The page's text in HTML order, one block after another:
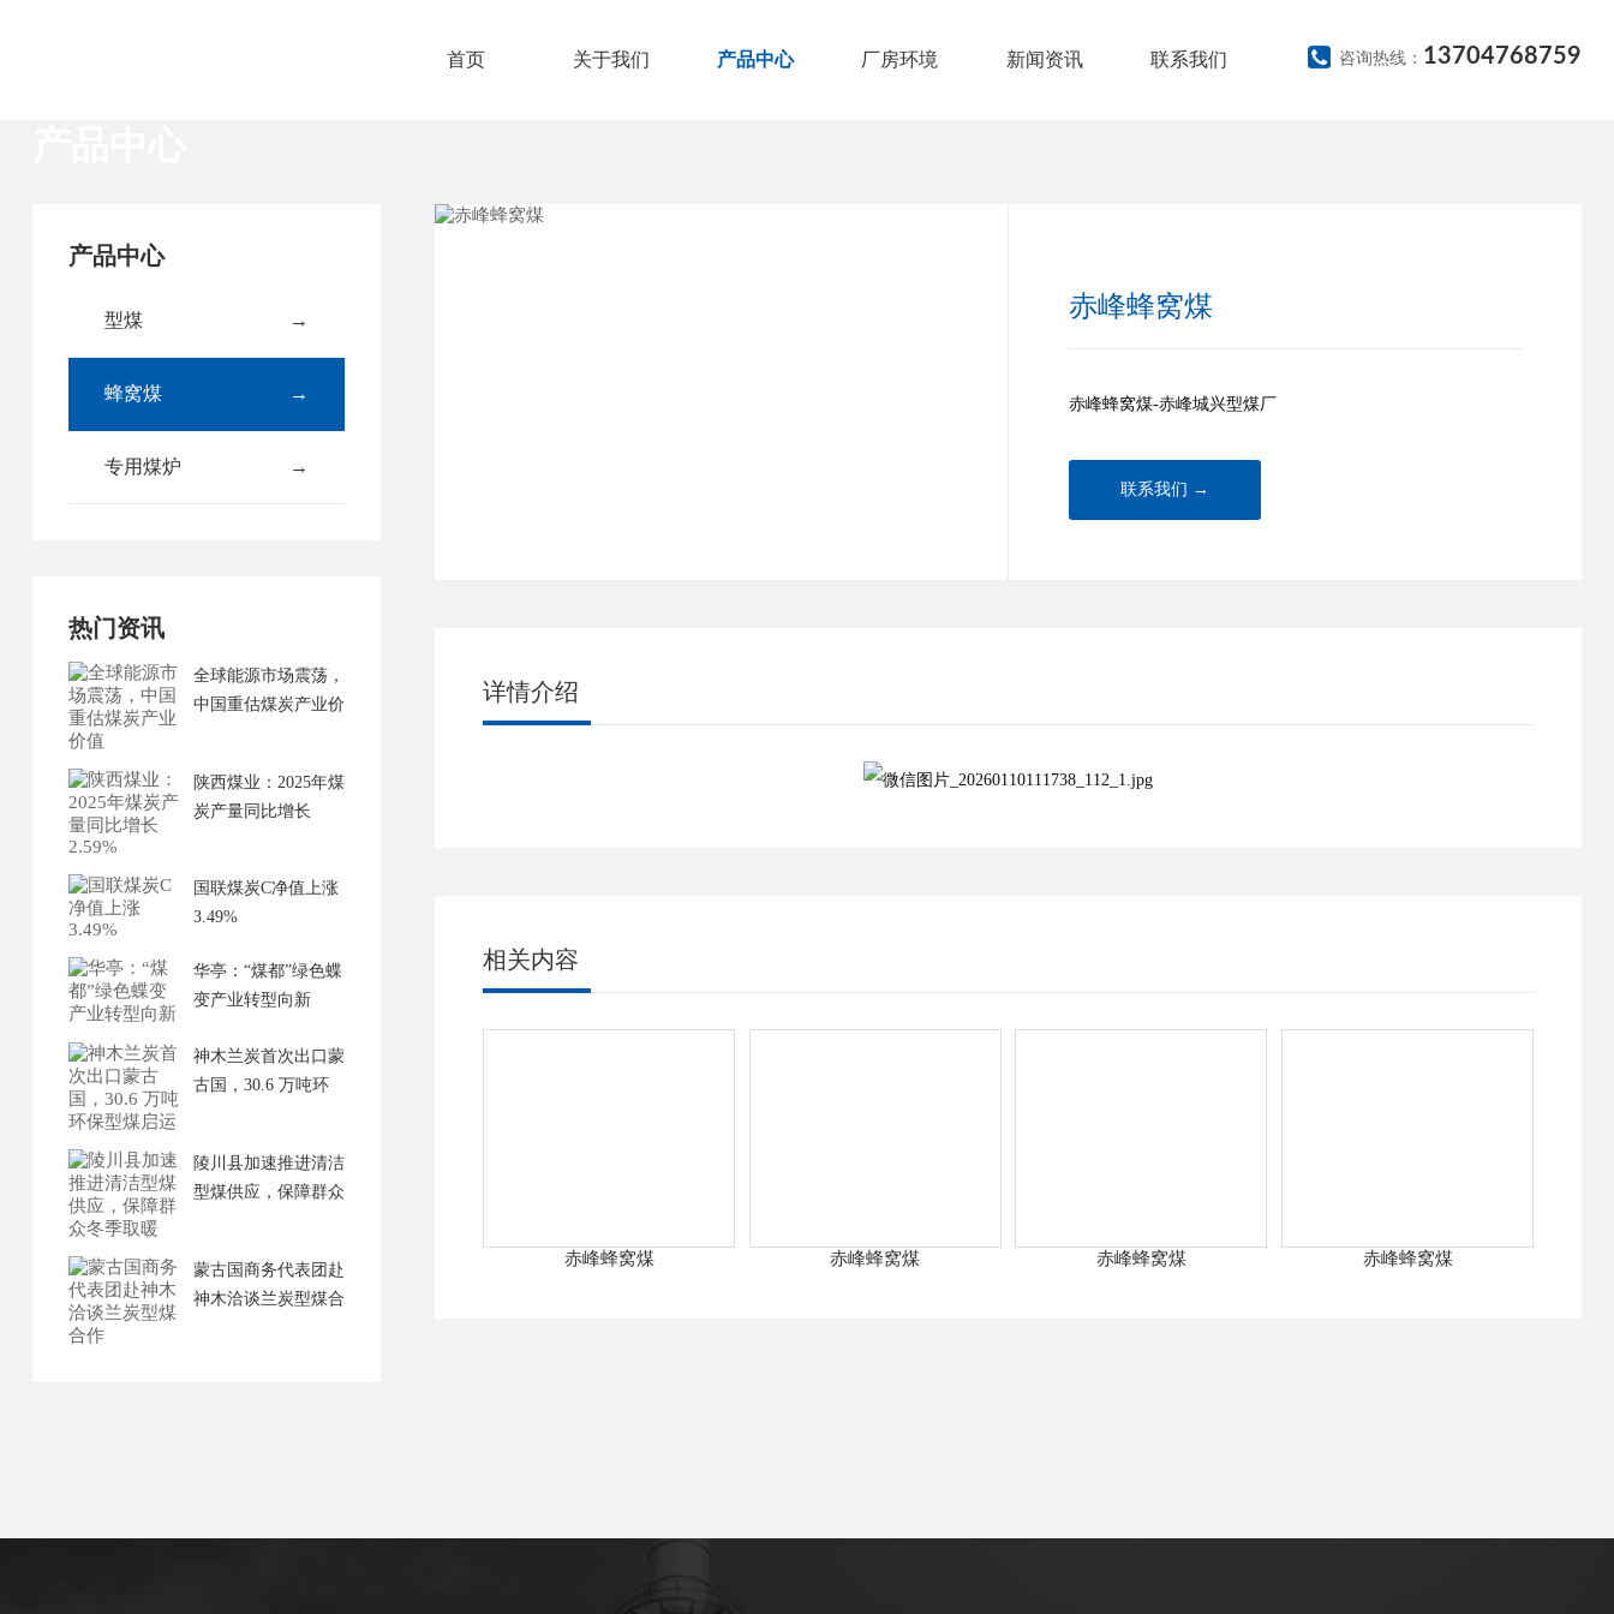
咨询热线： 13704768759
首页 关于我们 产品中心 厂房环境 新闻资讯 联系我们
产品中心
型煤 →
蜂窝煤 →
专用煤炉 →
热门资讯
全球能源市场震荡，
中国重估煤炭产业价
陕西煤业：2025年煤
炭产量同比增长
国联煤炭C净值上涨
3.49%
华亭：“煤都”绿色蝶
变产业转型向新
神木兰炭首次出口蒙
古国，30.6 万吨环
陵川县加速推进清洁
型煤供应，保障群众
蒙古国商务代表团赴
神木洽谈兰炭型煤合
赤峰蜂窝煤
赤峰蜂窝煤-赤峰城兴型煤厂
联系我们 →
详情介绍
相关内容
赤峰蜂窝煤 赤峰蜂窝煤 赤峰蜂窝煤 赤峰蜂窝煤